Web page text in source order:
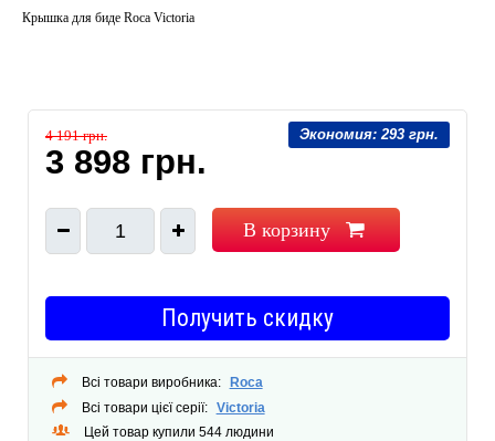
Крышка для биде Roca Victoria
Экономия:293 грн.
4 191 грн.
3 898 грн.
1 В корзину
Получить скидку
Всі товари виробника:
Roca
Всі товари цієї серії: Victoria
Цей товар купили 544 людини